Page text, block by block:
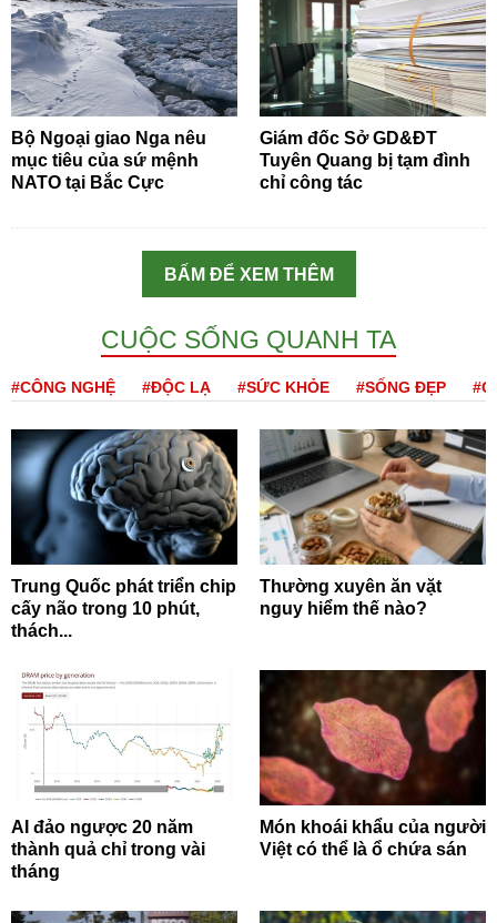
Bộ Ngoại giao Nga nêu
mục tiêu của sứ mệnh
NATO tại Bắc Cực
Giám đốc Sở GD&ĐT
Tuyên Quang bị tạm đình
chỉ công tác
BẤM ĐỂ XEM THÊM
CUỘC SỐNG QUANH TA
#CÔNG NGHỆ #ĐỘC LẠ #SỨC KHỎE #SỐNG ĐẸP
Trung Quốc phát triển chip
cấy não trong 10 phút,
thách...
Thường xuyên ăn vặt
nguy hiểm thế nào?
AI đảo ngược 20 năm
thành quả chỉ trong vài
tháng
Món khoái khẩu của người
Việt có thể là ổ chứa sán